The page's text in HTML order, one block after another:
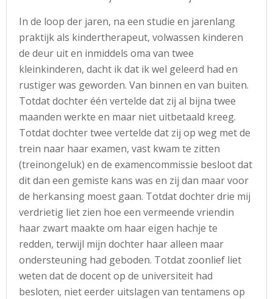
In de loop der jaren, na een studie en jarenlang
praktijk als kindertherapeut, volwassen kinderen
de deur uit en inmiddels oma van twee
kleinkinderen, dacht ik dat ik wel geleerd had en
rustiger was geworden. Van binnen en van buiten.
Totdat dochter één vertelde dat zij al bijna twee
maanden werkte en maar niet uitbetaald kreeg.
Totdat dochter twee vertelde dat zij op weg met de
trein naar haar examen, vast kwam te zitten
(treinongeluk) en de examencommissie besloot dat
dit dan een gemiste kans was en zij dan maar voor
de herkansing moest gaan. Totdat dochter drie mij
verdrietig liet zien hoe een vermeende vriendin
haar zwart maakte om haar eigen hachje te
redden, terwijl mijn dochter haar alleen maar
ondersteuning had geboden. Totdat zoonlief liet
weten dat de docent op de universiteit had
besloten, niet eerder uitslagen van tentamens op